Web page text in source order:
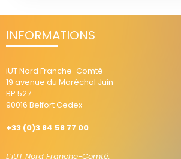
INFORMATIONS
iUT Nord Franche-Comté
19 avenue du Maréchal Juin
BP 527
90016 Belfort Cedex
+33 (0)3 84 58 77 00
L’iUT Nord Franche-Comté,